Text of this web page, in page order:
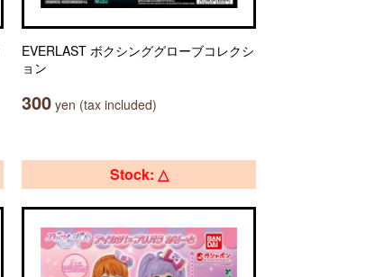
EVERLAST ボクシンググローブコレクシ
ョン
300 yen (tax included)
Stock: △